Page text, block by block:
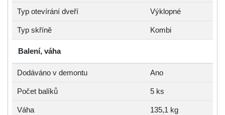
Typ otevírání dveří Výklopné
Typ skříně Kombi
Balení, váha
Dodáváno v demontu Ano
Počet balíků 5 ks
Váha 135,1 kg